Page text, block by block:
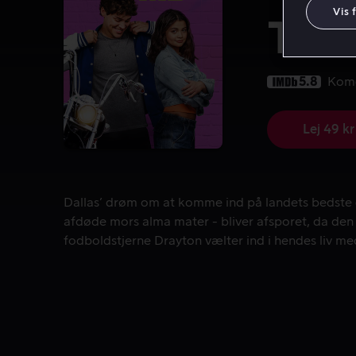
The
5.8
Lej 49 kr
Dallas’ drøm om at komme ind på landets
Dallas’ drøm om at komme ind på landets
afdøde mors alma mater - bliver afsporet, da
fodboldstjerne Drayton vælter ind i hendes liv
Vis